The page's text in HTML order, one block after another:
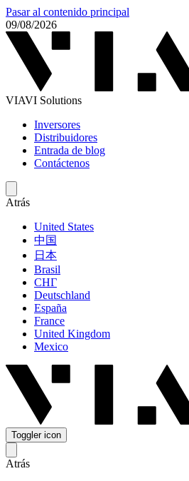
Pasar al contenido principal
09/08/2026
VIAVI Solutions
Inversores
Distribuidores
Entrada de blog
Contáctenos
Atrás
United States
中国
日本
Brasil
СНГ
Deutschland
España
France
United Kingdom
Mexico
Toggler icon
Atrás